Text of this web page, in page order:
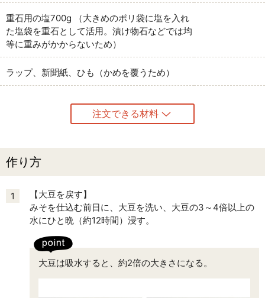
重石用の塩700g （大きめのポリ袋に塩を入れ
た塩袋を重石として活用。漬け物石などでは均
等に重みがかからないため）
ラップ、新聞紙、ひも（かめを覆うため）
注文できる材料
作り方
1
【大豆を戻す】
みそを仕込む前日に、大豆を洗い、大豆の3～4倍以上の
水にひと晩（約12時間）浸す。
大豆は吸水すると、約2倍の大きさになる。